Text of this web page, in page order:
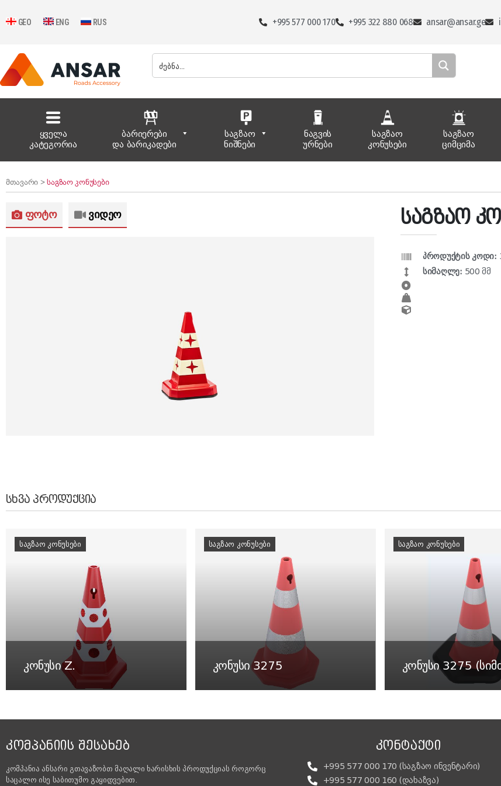
GEO ENG RUS +995 577 000 170 +995 322 880 068 ansar@ansar.ge
ყველა
კატეგორია
ბარიერები
და ბარიკადები
საგზაო
ნიშნები
ნაგვის
ურნები
საგზაო
კონუსები
საგზაო
ციმციმა
მთავარი >საგზაო კონუსები
ფოტო ვიდეო საგზაო
პროდუქტის კოდი:
სიმაღლე: 500 მმ
ᲡᲮᲕᲐ ᲞᲠᲝᲓᲣᲥᲪᲘᲐ
კონუსი Z.
ᲡᲐᲒᲖᲐᲝ ᲙᲝᲜᲣᲡᲔᲑᲘ
კონუსი 3275
ᲡᲐᲒᲖᲐᲝ ᲙᲝᲜᲣᲡᲔᲑᲘ
კონუსი 3275
ᲡᲐᲒᲖᲐᲝ ᲙᲝᲜᲣᲡᲔᲑᲘ
ᲙᲝᲛᲞᲐᲜᲘᲘᲡ ᲨᲔᲡᲐᲮᲔᲑ
კომპანია ანსარი გთავაზობთ მაღალი ხარისხის პროდუქციას როგორც
საცალო ისე საბითუმო გაყიდვებით.
ᲙᲝᲜᲢᲐᲥᲢᲘ
+995 577 000 170 (საგზაო ინვენტარი)
+995 577 000 160 (დახაზვა)